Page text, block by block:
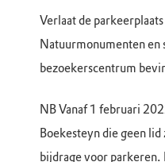
Dinsdag
Woensdag
Verlaat de
Natuurmonumenten
bezoekerscentrum
NB Vanaf 1 februari
Boekesteyn die geen
bijdrage voor